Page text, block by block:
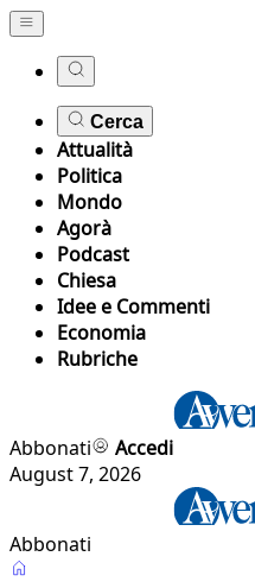
Cerca
Attualità
Politica
Mondo
Agorà
Podcast
Chiesa
Idee e Commenti
Economia
Rubriche
Abbonati
Accedi
August 7, 2026
Abbonati